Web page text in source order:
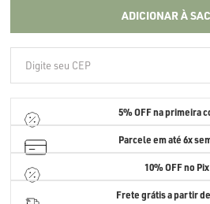
ADICIONAR À
5% OFFna primeira
Parcele em até6x
10% OFF no Pix
Frete grátis a partir